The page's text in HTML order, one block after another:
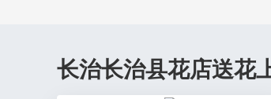
长治长治县花店送花